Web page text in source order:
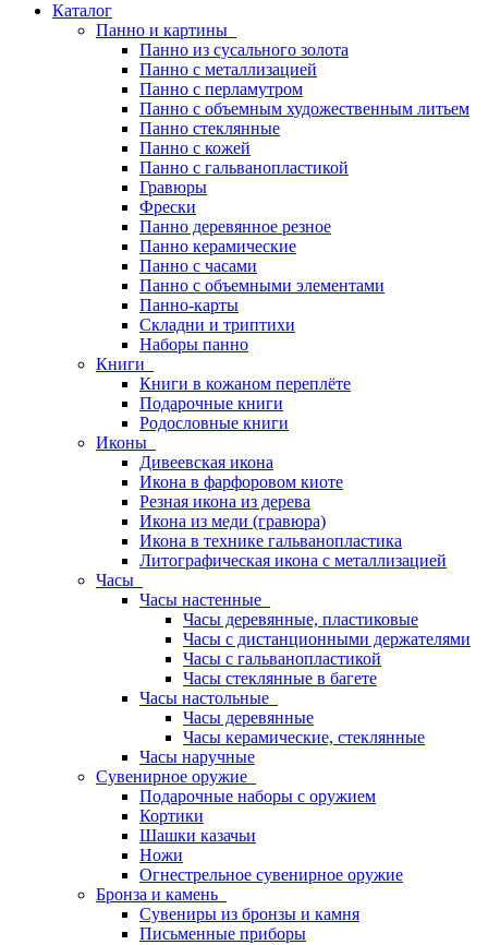
Каталог
Панно и картины
Панно из сусального золота
Панно с металлизацией
Панно с перламутром
Панно с объемным художественным литьем
Панно стеклянные
Панно с кожей
Панно с гальванопластикой
Гравюры
Фрески
Панно деревянное резное
Панно керамические
Панно с часами
Панно с объемными элементами
Панно-карты
Складни и триптихи
Наборы панно
Книги
Книги в кожаном переплёте
Подарочные книги
Родословные книги
Иконы
Дивеевская икона
Икона в фарфоровом киоте
Резная икона из дерева
Икона из меди (гравюра)
Икона в технике гальванопластика
Литографическая икона с металлизацией
Часы
Часы настенные
Часы деревянные, пластиковые
Часы с дистанционными держателями
Часы с гальванопластикой
Часы стеклянные в багете
Часы настольные
Часы деревянные
Часы керамические, стеклянные
Часы наручные
Сувенирное оружие
Подарочные наборы с оружием
Кортики
Шашки казачьи
Ножи
Огнестрельное сувенирное оружие
Бронза и камень
Сувениры из бронзы и камня
Письменные приборы